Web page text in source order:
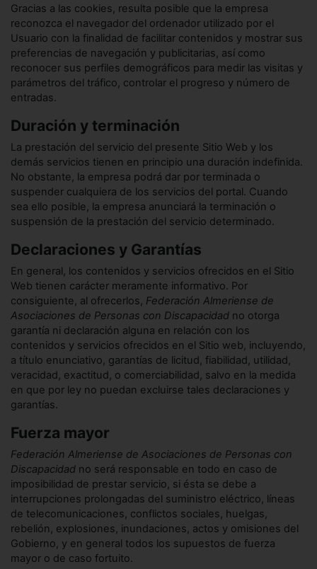
Gracias a las cookies, resulta posible que la empresa
reconozca el navegador del ordenador utilizado por el
Usuario con la finalidad de facilitar contenidos y mostrar sus
preferencias de navegación y publicitarias, así como
reconocer sus perfiles demográficos para medir las visitas y
parámetros del tráfico, controlar el progreso y número de
entradas.
Duración y terminación
La prestación del servicio del presente Sitio Web y los
demás servicios tienen en principio una duración indefinida.
No obstante, la empresa podrá dar por terminada o
suspender cualquiera de los servicios del portal. Cuando
sea ello posible, la empresa anunciará la terminación o
suspensión de la prestación del servicio determinado.
Declaraciones y Garantías
En general, los contenidos y servicios ofrecidos en el Sitio
Web tienen carácter meramente informativo. Por
consiguiente, al ofrecerlos, Federación Almeriense de
Asociaciones de Personas con Discapacidad no otorga
garantía ni declaración alguna en relación con los
contenidos y servicios ofrecidos en el Sitio web, incluyendo,
a título enunciativo, garantías de licitud, fiabilidad, utilidad,
veracidad, exactitud, o comerciabilidad, salvo en la medida
en que por ley no puedan excluirse tales declaraciones y
garantías.
Fuerza mayor
Federación Almeriense de Asociaciones de Personas con
Discapacidad no será responsable en todo en caso de
imposibilidad de prestar servicio, si ésta se debe a
interrupciones prolongadas del suministro eléctrico, líneas
de telecomunicaciones, conflictos sociales, huelgas,
rebelión, explosiones, inundaciones, actos y omisiones del
Gobierno, y en general todos los supuestos de fuerza
mayor o de caso fortuito.